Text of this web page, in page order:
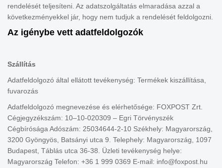
rendelését teljesíteni. Az adatszolgáltatás elmaradása azzal a
következményekkel jár, hogy nem tudjuk a rendelését feldolgozni.
Az igénybe vett adatfeldolgozók
Szállítás
Adatfeldolgozó által ellátott tevékenység: Termékek kiszállítása,
fuvarozás
Adatfeldolgozó megnevezése és elérhetősége: FOXPOST Zrt.
Cégjegyzékszám: 10–10-020309 – Egri Törvényszék
Cégbírósága Adószám: 25034644-2-10 Székhely: Magyarország,
3200 Gyöngyös, Batsányi utca 9. Telephely: Magyarország, 1097
Budapest, Táblás utca 36-38. Üzleti tevékenység helye:
Magyarország Telefon: +36 1 999 0369 E-mail: info@foxpost.hu